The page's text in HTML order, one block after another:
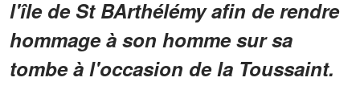
l'île de St BArthélémy afin de rendre
hommage à son homme sur sa
tombe à l'occasion de la Toussaint.